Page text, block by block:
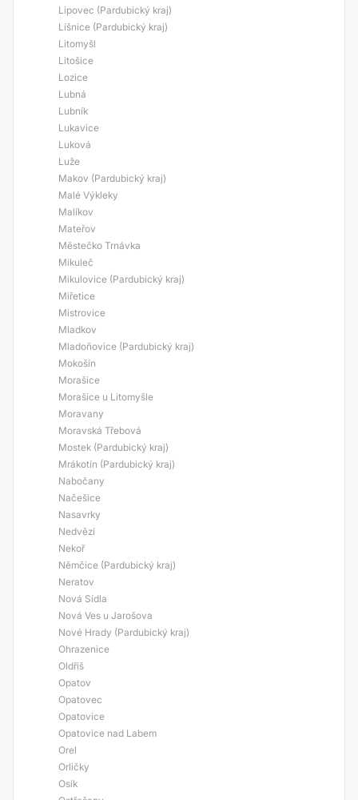
Lipovec (Pardubický kraj)
Líšnice (Pardubický kraj)
Litomyšl
Litošice
Lozice
Lubná
Lubník
Lukavice
Luková
Luže
Makov (Pardubický kraj)
Malé Výkleky
Malíkov
Mateřov
Městečko Trnávka
Mikuleč
Mikulovice (Pardubický kraj)
Miřetice
Mistrovice
Mladkov
Mladoňovice (Pardubický kraj)
Mokošín
Morašice
Morašice u Litomyšle
Moravany
Moravská Třebová
Mostek (Pardubický kraj)
Mrákotín (Pardubický kraj)
Nabočany
Načešice
Nasavrky
Nedvězí
Nekoř
Němčice (Pardubický kraj)
Neratov
Nová Sídla
Nová Ves u Jarošova
Nové Hrady (Pardubický kraj)
Ohrazenice
Oldřiš
Opatov
Opatovec
Opatovice
Opatovice nad Labem
Orel
Orličky
Osík